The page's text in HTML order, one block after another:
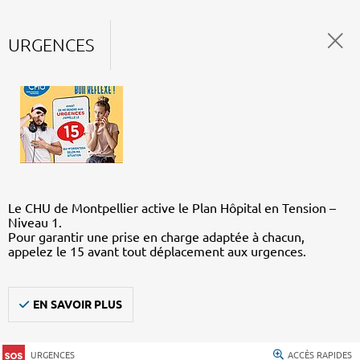
URGENCES
Le CHU de Montpellier active le Plan Hôpital en Tension –
Niveau 1.
Pour garantir une prise en charge adaptée à chacun,
appelez le 15 avant tout déplacement aux urgences.
EN SAVOIR PLUS
URGENCES ACCÈS RAPIDES